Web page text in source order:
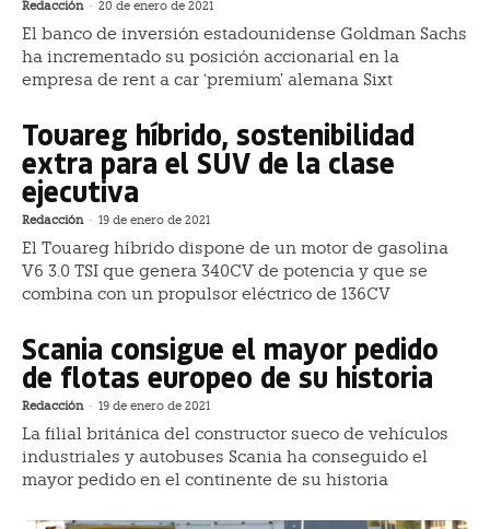
Redacción - 20 de enero de 2021
El banco de inversión estadounidense Goldman Sachs
ha incrementado su posición accionarial en la
empresa de rent a car ‘premium’ alemana Sixt
Touareg híbrido, sostenibilidad
extra para el SUV de la clase
ejecutiva
Redacción - 19 de enero de 2021
El Touareg híbrido dispone de un motor de gasolina
V6 3.0 TSI que genera 340CV de potencia y que se
combina con un propulsor eléctrico de 136CV
Scania consigue el mayor pedido
de flotas europeo de su historia
Redacción - 19 de enero de 2021
La filial británica del constructor sueco de vehículos
industriales y autobuses Scania ha conseguido el
mayor pedido en el continente de su historia